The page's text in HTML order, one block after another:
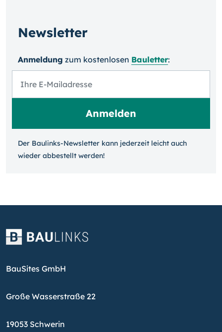
Newsletter
Anmeldung zum kosten­losen Bauletter:
Der Baulinks-Newsletter kann jeder­zeit leicht auch
wieder ab­bestellt werden!
BauSites GmbH
Große Wasserstraße 22
19053 Schwerin